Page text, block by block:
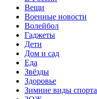
Вещи
Военные новости
Волейбол
Гаджеты
Дети
Дом и сад
Еда
Звёзды
Здоровье
Зимние виды спорта